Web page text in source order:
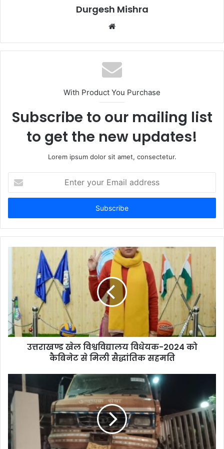
Durgesh Mishra
Website
With Product You Purchase
Subscribe to our mailing list
to get the new updates!
Lorem ipsum dolor sit amet, consectetur.
your
Email
उत्तराखण्ड खेल विश्वविद्यालय विधेयक-2024 को
कैबिनेट से मिली सैद्धांतिक सहमति